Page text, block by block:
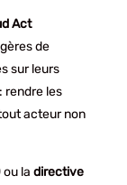
Act
de
sur leurs
rendre les
acteur non
ou la directive